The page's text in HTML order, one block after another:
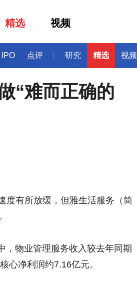
精选 视频
IPO 点评 研究 精选 视频
“难而正确的
度有所放缓，但雅生活服务（简
，物业管理服务收入较去年同期
心净利润约7.16亿元。